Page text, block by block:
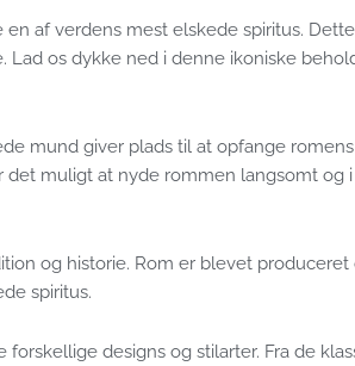
af verdens mest elskede spiritus. Dette
Lad os dykke ned i denne ikoniske
mund giver plads til at opfange romens
muligt at nyde rommen langsomt og
og historie. Rom er blevet produceret
spiritus.
designs og stilarter. Fra de